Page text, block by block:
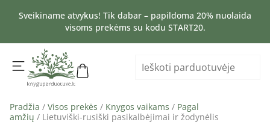
Sveikiname atvykus! Tik dabar – papildoma 20% nuolaida
visoms prekėms su kodu START20.
Pradžia / Visos prekės / Knygos vaikams / Pagal
amžių / Lietuviški-rusiški pasikalbėjimai ir žodynėlis